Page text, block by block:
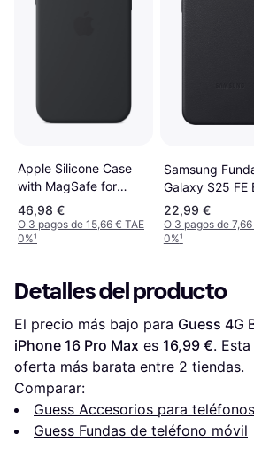
Apple Silicone Case
with MagSafe for
iPhone 16 Pro Max
Black
46,98 €
O 3 pagos de 15,66 € TAE
0%¹
Samsung
Galaxy S25 FE
22,99 €
O 3 pagos de 7,66
0%¹
Detalles del producto
El precio más bajo para Guess 4G
iPhone 16 Pro Max es 16,99 €.
oferta más barata entre 2 tiendas.
Comparar:
Guess Accesorios para
Guess Fundas de teléfono móvil